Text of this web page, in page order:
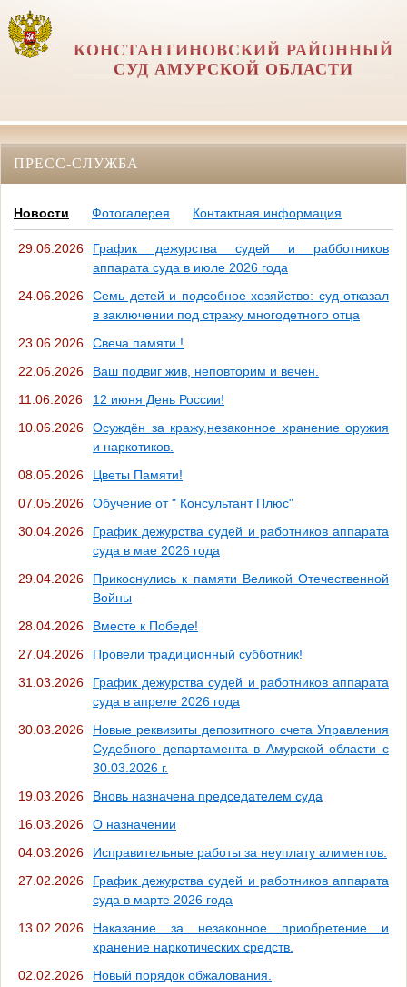
КОНСТАНТИНОВСКИЙ РАЙОННЫЙ
СУД АМУРСКОЙ ОБЛАСТИ
ПРЕСС-СЛУЖБА
Новости Фотогалерея Контактная информация
29.06.2026
График дежурства судей и рабботников
аппарата суда в июле 2026 года
24.06.2026
Семь детей и подсобное хозяйство: суд отказал
в заключении под стражу многодетного отца
23.06.2026
Свеча памяти !
22.06.2026
Ваш подвиг жив, неповторим и вечен.
11.06.2026
12 июня День России!
10.06.2026
Осуждён за кражу,незаконное хранение оружия
и наркотиков.
08.05.2026
Цветы Памяти!
07.05.2026
Обучение от " Консультант Плюс"
30.04.2026
График дежурства судей и работников аппарата
суда в мае 2026 года
29.04.2026
Прикоснулись к памяти Великой Отечественной
Войны
28.04.2026
Вместе к Победе!
27.04.2026
Провели традиционный субботник!
31.03.2026
График дежурства судей и работников аппарата
суда в апреле 2026 года
30.03.2026
Новые реквизиты депозитного счета Управления
Судебного департамента в Амурской области с
30.03.2026 г.
19.03.2026
Вновь назначена председателем суда
16.03.2026
О назначении
04.03.2026
Исправительные работы за неуплату алиментов.
27.02.2026
График дежурства судей и работников аппарата
суда в марте 2026 года
13.02.2026
Наказание за незаконное приобретение и
хранение наркотических средств.
02.02.2026
Новый порядок обжалования.